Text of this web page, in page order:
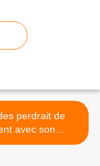
perdrait de
avec son
merchandising >